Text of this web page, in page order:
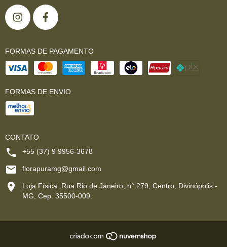
FORMAS DE PAGAMENTO
FORMAS DE ENVIO
CONTATO
+55 (37) 9 9956-3678
florapuramg@gmail.com
Loja Física: Rua Rio de Janeiro, n° 279, Centro, Divinópolis -
MG, Cep: 35500-009.